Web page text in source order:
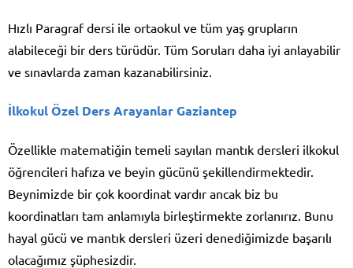
Hızlı Paragraf dersi ile ortaokul ve tüm yaş grupların
alabileceği bir ders türüdür. Tüm Soruları daha iyi anlayabilir
ve sınavlarda zaman kazanabilirsiniz.
İlkokul Özel Ders Arayanlar Gaziantep
Özellikle matematiğin temeli sayılan mantık dersleri ilkokul
öğrencileri hafıza ve beyin gücünü şekillendirmektedir.
Beynimizde bir çok koordinat vardır ancak biz bu
koordinatları tam anlamıyla birleştirmekte zorlanırız. Bunu
hayal gücü ve mantık dersleri üzeri denediğimizde başarılı
olacağımız şüphesizdir.